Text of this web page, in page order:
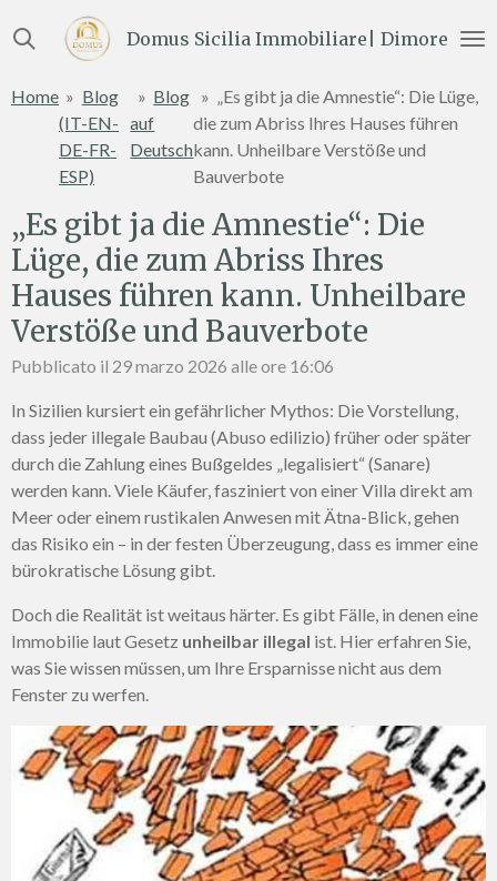
al
principale
Domus Sicilia Immobiliare| Dimore e
Home » Blog
(IT-EN-
DE-FR-
ESP)
» Blog
auf
Deutsch
» „Es gibt ja die Amnestie“: Die Lüge,
die zum Abriss Ihres Hauses führen
kann. Unheilbare Verstöße und
Bauverbote
„Es gibt ja die Amnestie“: Die
Lüge, die zum Abriss Ihres
Hauses führen kann. Unheilbare
Verstöße und Bauverbote
Pubblicato il 29 marzo 2026 alle ore 16:06
In Sizilien kursiert ein gefährlicher Mythos: Die Vorstellung,
dass jeder illegale Baubau (Abuso edilizio) früher oder später
durch die Zahlung eines Bußgeldes „legalisiert“ (Sanare)
werden kann. Viele Käufer, fasziniert von einer Villa direkt am
Meer oder einem rustikalen Anwesen mit Ätna-Blick, gehen
das Risiko ein – in der festen Überzeugung, dass es immer eine
bürokratische Lösung gibt.
Doch die Realität ist weitaus härter. Es gibt Fälle, in denen eine
Immobilie laut Gesetz unheilbar illegal ist. Hier erfahren Sie,
was Sie wissen müssen, um Ihre Ersparnisse nicht aus dem
Fenster zu werfen.